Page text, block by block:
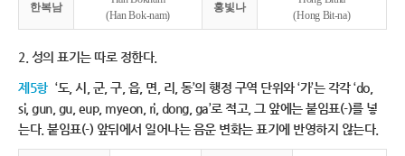
한복남
(Han Bok-nam)
홍빛나
(Hong Bit-na)
2. 성의 표기는 따로 정한다.
제5항 ‘도, 시, 군, 구, 읍, 면, 리, 동’의 행정 구역 단위와 ‘가’는 각각 ‘do,
si, gun, gu, eup, myeon, ri, dong, ga’로 적고, 그 앞에는 붙임표(-)를 넣
는다. 붙임표(-) 앞뒤에서 일어나는 음운 변화는 표기에 반영하지 않는다.